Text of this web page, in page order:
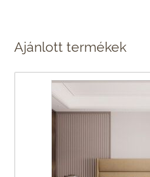
Ajánlott termékek